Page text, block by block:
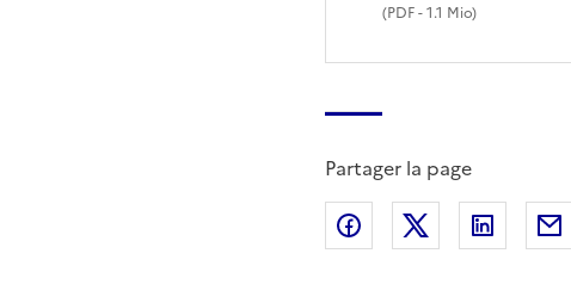
(PDF- 1.1 Mio)
Partager la page
Partager sur Facebook
Partager sur